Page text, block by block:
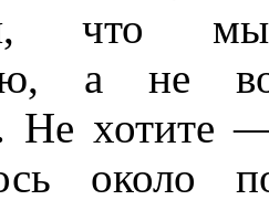
что мы
а не
Не хотите
около